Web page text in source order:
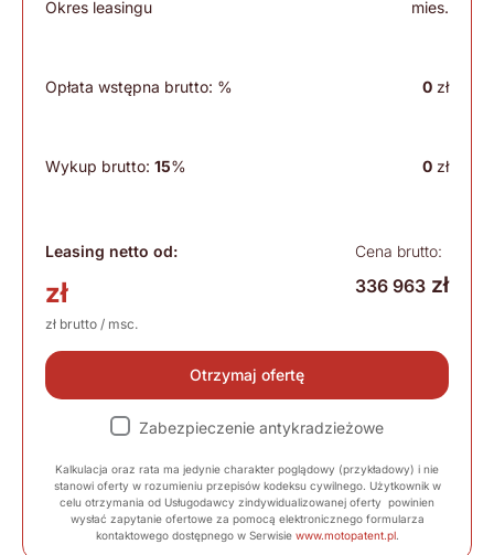
Okres leasingu mies.
Opłata wstępna brutto: % 0 zł
Wykup brutto: 15% 0 zł
Leasing netto od:
zł
zł brutto / msc.
Cena brutto:
336 963 zł
Otrzymaj ofertę
Zabezpieczenie antykradzieżowe
Kalkulacja oraz rata ma jedynie charakter poglądowy (przykładowy) i nie
stanowi oferty w rozumieniu przepisów kodeksu cywilnego. Użytkownik w
celu otrzymania od Usługodawcy zindywidualizowanej oferty powinien
wysłać zapytanie ofertowe za pomocą elektronicznego formularza
kontaktowego dostępnego w Serwisie www.motopatent.pl.